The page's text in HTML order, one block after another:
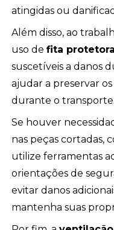
atingidas ou
Além disso, ao
uso defita protetora
suscetíveis a danos
ajudar a preservar
durante o transporte.
Se houver
nas peças cortadas,
utilize ferramentas
orientações de
evitar danos
mantenha suas